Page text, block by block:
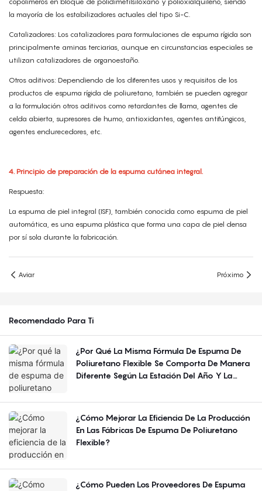
la mayoría de los estabilizadores actuales del tipo Si-C.
Catalizadores: Los catalizadores para formulaciones de espuma rígida son
principalmente aminas terciarias, aunque en circunstancias especiales se
utilizan catalizadores de organoestaño.
Otros aditivos: Dependiendo de los diferentes usos y requisitos de los
productos de espuma rígida de poliuretano, también se pueden agregar
a la formulación otros aditivos como retardantes de llama, agentes de
celda abierta, supresores de humo, antioxidantes, agentes antifúngicos,
agentes endurecedores, etc.
4. Principio de preparación de la espuma cutánea integral.
Respuesta:
La espuma de piel integral (ISF), también conocida como espuma de piel
automática, es una espuma plástica que forma una capa de piel densa
por sí sola durante la fabricación.
Aviar Próximo
Recomendado Para Ti
¿Por Qué La Misma Fórmula De Espuma De
Poliuretano Flexible Se Comporta De Manera
Diferente Según La Estación Del Año Y La
¿Cómo Mejorar La Eficiencia De La Producción
En Las Fábricas De Espuma De Poliuretano
Flexible?
¿Cómo Pueden Los Proveedores De Espuma